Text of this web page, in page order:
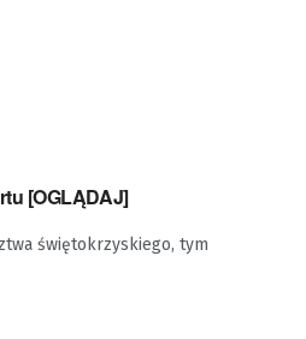
[OGLĄDAJ]
świętokrzyskiego, tym